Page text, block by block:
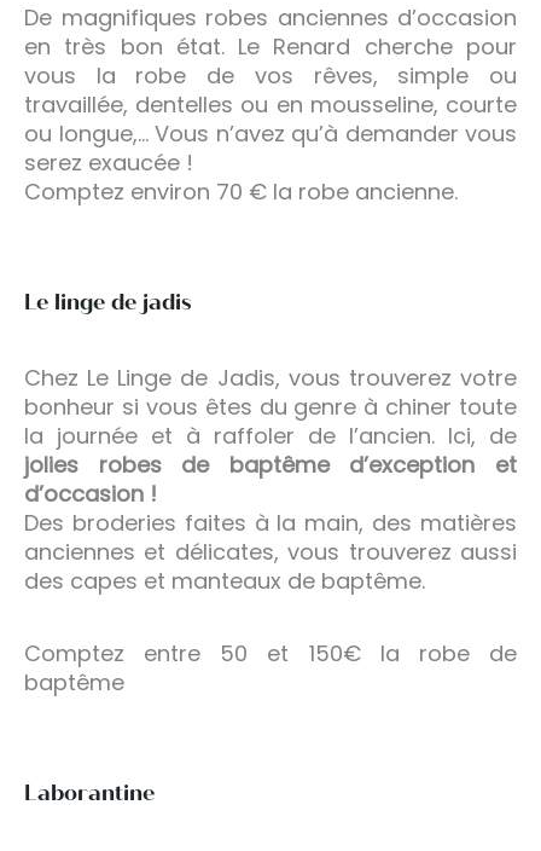
De magnifiques robes anciennes d’occasion
en très bon état. Le Renard cherche pour
vous la robe de vos rêves, simple ou
travaillée, dentelles ou en mousseline, courte
ou longue,… Vous n’avez qu’à demander vous
serez exaucée !
Comptez environ 70 € la robe ancienne.
Le linge de jadis
Chez Le Linge de Jadis, vous trouverez votre
bonheur si vous êtes du genre à chiner toute
la journée et à raffoler de l’ancien. Ici, de
jolies robes de baptême d’exception et
d’occasion !
Des broderies faites à la main, des matières
anciennes et délicates, vous trouverez aussi
des capes et manteaux de baptême.
Comptez entre 50 et 150€ la robe de
baptême
Laborantine